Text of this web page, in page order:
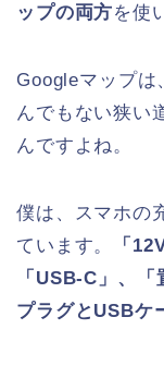
ップの両方を使
Googleマップは
んでもない狭い
んですよね。
僕は、スマホの
ています。
「
「USB-C」、
プラグとUSBケ